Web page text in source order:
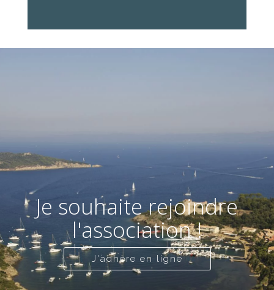
Je souhaite rejoindre
l'association !
J'adhère en ligne